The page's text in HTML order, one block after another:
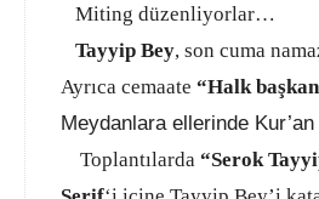
Miting düzenliyorlar…
Tayyip Bey, son cuma
Ayrıca cemaate “Halk
Meydanlara ellerinde
Toplantılarda “Serok